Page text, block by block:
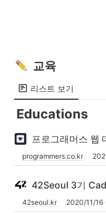
교육
리스트 보기
Educations
프로그래머스 웹
programmers.co.kr
42Seoul 3기
42seoul.kr 2020/11/